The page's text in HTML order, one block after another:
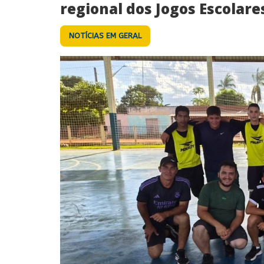
regional dos Jogos
NOTÍCIAS EM GERAL